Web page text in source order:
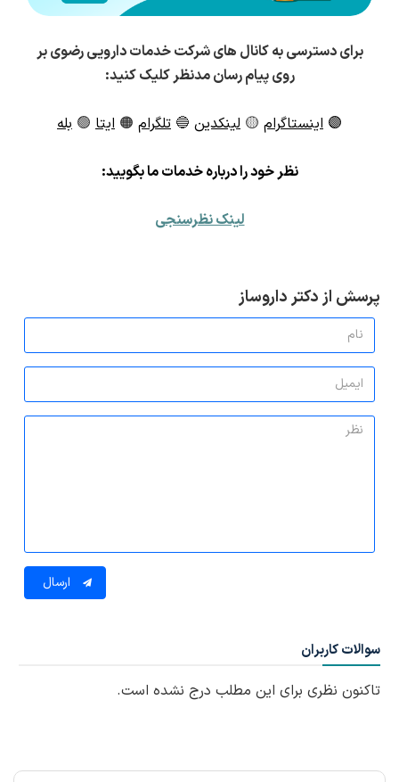
برای دسترسی به کانال های شرکت خدمات دارویی رضوی بر
روی پیام رسان مدنظر کلیک کنید:
🟣 اینستاگرام 🟡 لینکدین 🔵 تلگرام 🟠 ایتا 🟢 بله
نظر خود را درباره خدمات ما بگویید:
لینک نظرسنجی
پرسش از دکتر داروساز
ارسال
سوالات کاربران
تاکنون نظری برای این مطلب درج نشده است.